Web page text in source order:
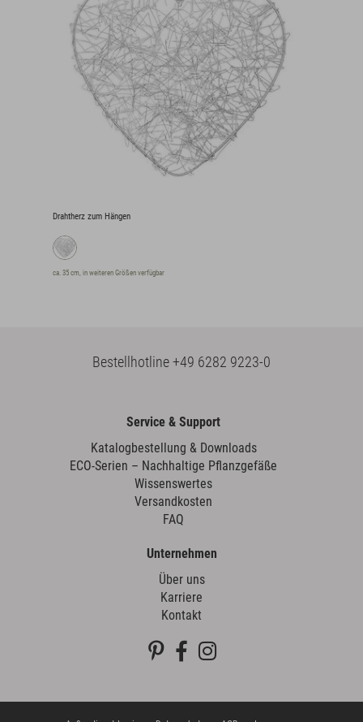
Drahtherz zum Hängen
ca. 35 cm, in weiteren Größen verfügbar
Bestellhotline+49 6282 9223-0
Service & Support
Katalogbestellung & Downloads
ECO-Serien – Nachhaltige Pflanzgefäße
Wissenswertes
Versandkosten
FAQ
Unternehmen
Über uns
Karriere
Kontakt